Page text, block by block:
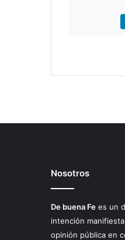
Nosotros
De buena Fe es un
intención
opinión pública en